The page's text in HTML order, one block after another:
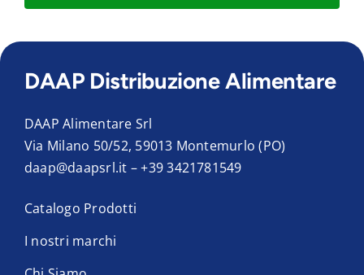
DAAP Distribuzione Alimentare
DAAP Alimentare Srl
Via Milano 50/52, 59013 Montemurlo (PO)
daap@daapsrl.it –+39 3421781549
Catalogo Prodotti
I nostri marchi